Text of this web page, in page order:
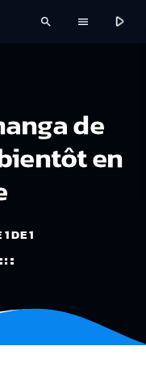
search menu play_arrow
de
en
DE 1